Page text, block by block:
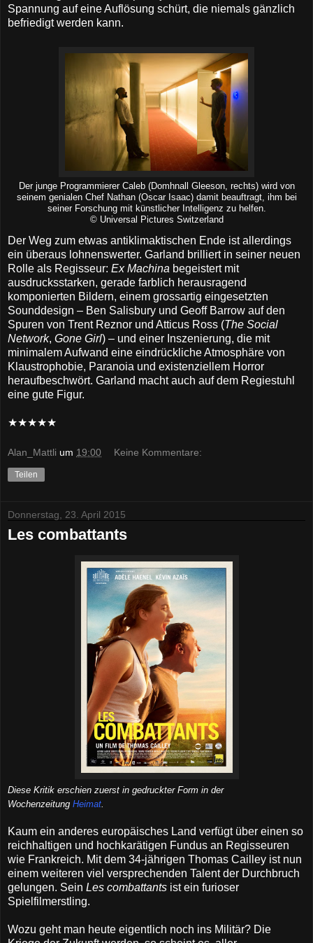
Spannung auf eine Auflösung schürt, die niemals gänzlich
befriedigt werden kann.
Der junge Programmierer Caleb (Domhnall Gleeson, rechts) wird von
seinem genialen Chef Nathan (Oscar Isaac) damit beauftragt, ihm bei
seiner Forschung mit künstlicher Intelligenz zu helfen.
© Universal Pictures Switzerland
Der Weg zum etwas antiklimaktischen Ende ist allerdings
ein überaus lohnenswerter. Garland brilliert in seiner neuen
Rolle als Regisseur: Ex Machina begeistert mit
ausdrucksstarken, gerade farblich herausragend
komponierten Bildern, einem grossartig eingesetzten
Sounddesign – Ben Salisbury und Geoff Barrow auf den
Spuren von Trent Reznor und Atticus Ross (The Social
Network, Gone Girl) – und einer Inszenierung, die mit
minimalem Aufwand eine eindrückliche Atmosphäre von
Klaustrophobie, Paranoia und existenziellem Horror
heraufbeschwört. Garland macht auch auf dem Regiestuhl
eine gute Figur.
★★★★★
Alan_Mattli um 19:00 Keine Kommentare:
Teilen
Donnerstag, 23. April 2015
Les combattants
Diese Kritik erschien zuerst in gedruckter Form in der
Wochenzeitung Heimat.
Kaum ein anderes europäisches Land verfügt über einen so
reichhaltigen und hochkarätigen Fundus an Regisseuren
wie Frankreich. Mit dem 34-jährigen Thomas Cailley ist nun
einem weiteren viel versprechenden Talent der Durchbruch
gelungen. Sein Les combattants ist ein furioser
Spielfilmerstling.
Wozu geht man heute eigentlich noch ins Militär? Die